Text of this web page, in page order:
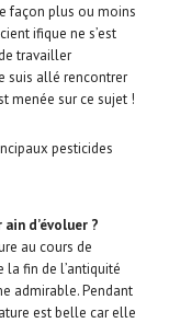
façon plus ou moins
ifique ne s’est
travailler
suis allé rencontrer
menée sur ce sujet !
pesticides
d’évoluer ?
au cours de
la fin de l’antiquité
admirable. Pendant
est belle car elle